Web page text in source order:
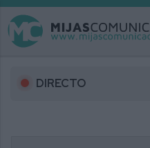
DIRECTO